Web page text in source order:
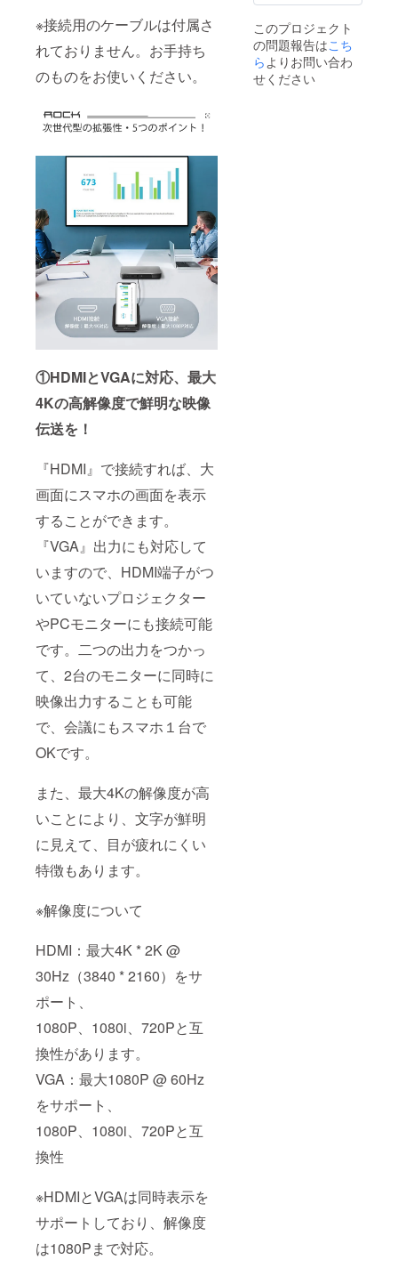
※接続用のケーブルは付属さ
れておりません。お手持ち
のものをお使いください。
①HDMIとVGAに対応、最大
4Kの高解像度で鮮明な映像
伝送を！
『HDMI』で接続すれば、大
画面にスマホの画面を表示
することができます。
『VGA』出力にも対応して
いますので、HDMI端子がつ
いていないプロジェクター
やPCモニターにも接続可能
です。二つの出力をつかっ
て、2台のモニターに同時に
映像出力することも可能
で、会議にもスマホ１台で
OKです。
また、最大4Kの解像度が高
いことにより、文字が鮮明
に見えて、目が疲れにくい
特徴もあります。
※解像度について
HDMI：最大4K * 2K @
30Hz（3840 * 2160）をサ
ポート、
1080P、1080i、720Pと互
換性があります。
VGA：最大1080P @ 60Hz
をサポート、
1080P、1080i、720Pと互
換性
※HDMIとVGAは同時表示を
サポートしており、解像度
は1080Pまで対応。
このプロジェクト
の問題報告はこち
ら よりお問い合わ
せください